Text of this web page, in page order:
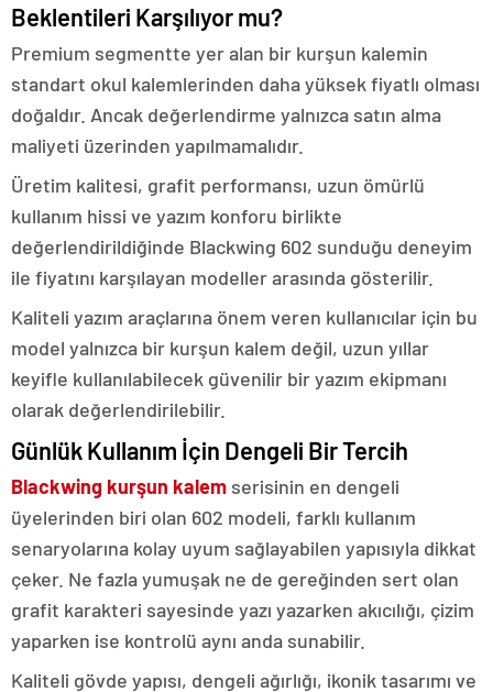
Beklentileri Karşılıyor mu?
Premium segmentte yer alan bir kurşun kalemin
standart okul kalemlerinden daha yüksek fiyatlı olması
doğaldır. Ancak değerlendirme yalnızca satın alma
maliyeti üzerinden yapılmamalıdır.
Üretim kalitesi, grafit performansı, uzun ömürlü
kullanım hissi ve yazım konforu birlikte
değerlendirildiğinde Blackwing 602 sunduğu deneyim
ile fiyatını karşılayan modeller arasında gösterilir.
Kaliteli yazım araçlarına önem veren kullanıcılar için bu
model yalnızca bir kurşun kalem değil, uzun yıllar
keyifle kullanılabilecek güvenilir bir yazım ekipmanı
olarak değerlendirilebilir.
Günlük Kullanım İçin Dengeli Bir Tercih
Blackwing kurşun kalem serisinin en dengeli
üyelerinden biri olan 602 modeli, farklı kullanım
senaryolarına kolay uyum sağlayabilen yapısıyla dikkat
çeker. Ne fazla yumuşak ne de gereğinden sert olan
grafit karakteri sayesinde yazı yazarken akıcılığı, çizim
yaparken ise kontrolü aynı anda sunabilir.
Kaliteli gövde yapısı, dengeli ağırlığı, ikonik tasarımı ve